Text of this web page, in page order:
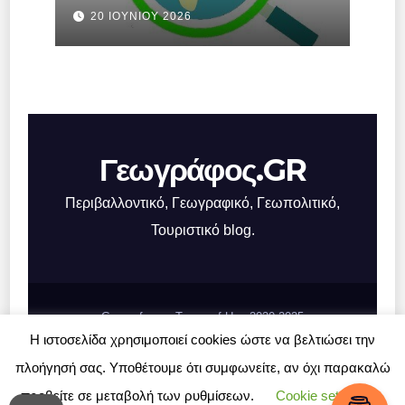
Ελλάδας.
20 ΙΟΥΝΊΟΥ 2026
Γεωγράφος.GR
Περιβαλλοντικό, Γεωγραφικό, Γεωπολιτικό,
Τουριστικό blog.
Geografos.gr, Terms of Use 2020-2025
Σχετικά με το Γεωγράφος.GR Επικοινωνία
Η ιστοσελίδα χρησιμοποιεί cookies ώστε να βελτιώσει την
πλοήγησή σας. Υποθέτουμε ότι συμφωνείτε, αν όχι παρακαλώ
προβείτε σε μεταβολή των ρυθμίσεων.
Cookie settings